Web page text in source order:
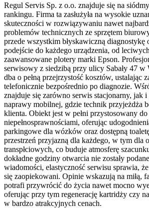
Regul Servis Sp. z o.o. znajduje się na
rankingu. Firma ta zasłużyła na wysokie
skuteczności w rozwiązywaniu nawet
problemów technicznych ze sprzętem
przede wszystkim błyskawiczną
podejście do każdego urządzenia, od
zaawansowane plotery marki Epson.
serwisowy z siedzibą przy ulicy Sabały 47 w
dba o pełną przejrzystość kosztów, ustalając
telefonicznie bezpośrednio po diagnozie.
znajduje się zarówno serwis stacjonarny, jak
naprawy mobilnej, gdzie technik przyjeżdża
klienta. Obiekt jest w pełni przystosowany
niepełnosprawnościami, oferując
parkingowe dla wózków oraz dostępną
przestrzeń przyjazną dla każdego, w tym dla
transpłciowych, co buduje atmosferę
dokładne godziny otwarcia nie zostały
wiadomości, elastyczność serwisu sprawia,
się zaopiekowani. Opinie wskazują na miłą,
potrafi przywrócić do życia nawet mocno
oferując przy tym regenerację kartridży czy
w bardzo atrakcyjnych cenach.